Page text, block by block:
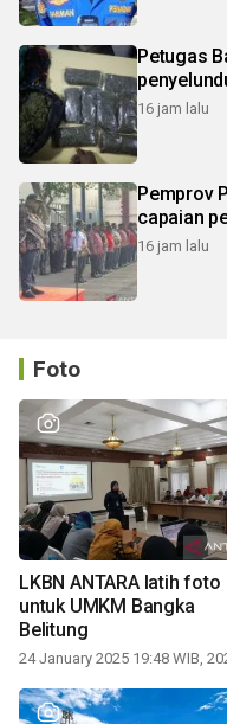
Petugas
16 jam lalu
Pemprov
capaian
16 jam lalu
Foto
LKBN ANTARA latih foto
untuk UMKM Bangka
Belitung
24 January 2025 19:48 WIB,